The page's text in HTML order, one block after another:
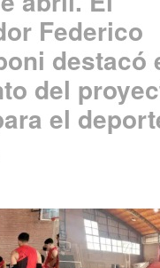
Federico
destacó
del
el